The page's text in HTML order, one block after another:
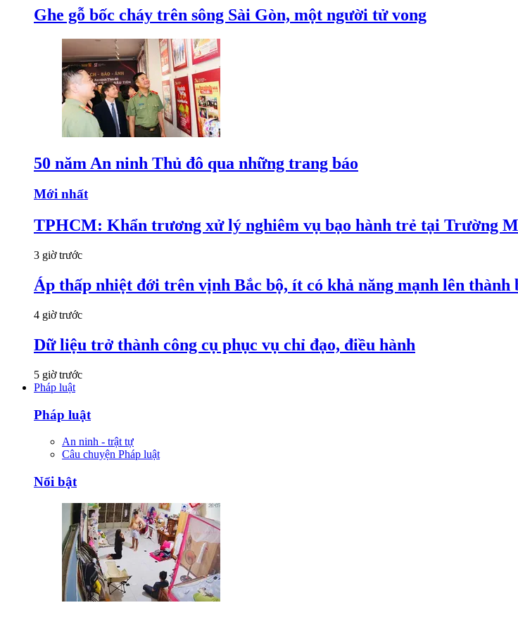
Ghe gỗ bốc cháy trên sông Sài Gòn, một người tử vong
50 năm An ninh Thủ đô qua những trang báo
Mới nhất
TPHCM: Khẩn trương xử lý nghiêm vụ bạo hành trẻ tại Trường
3 giờ trước
Áp thấp nhiệt đới trên vịnh Bắc bộ, ít có khả năng mạnh lên thành
4 giờ trước
Dữ liệu trở thành công cụ phục vụ chỉ đạo, điều hành
5 giờ trước
Pháp luật
Pháp luật
An ninh - trật tự
Câu chuyện Pháp luật
Nổi bật